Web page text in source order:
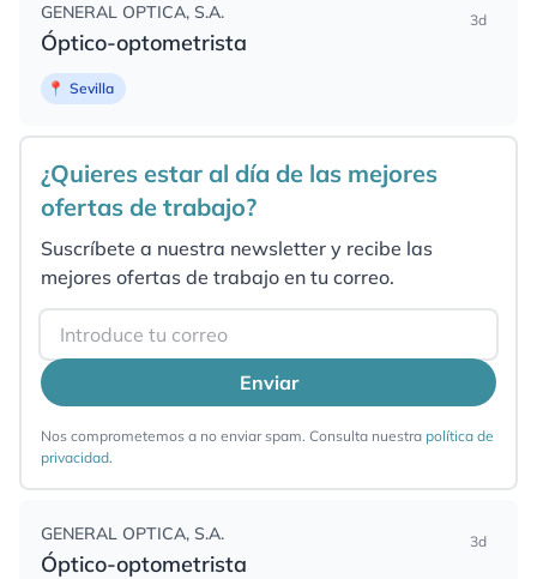
GENERAL OPTICA, S.A.
Óptico-optometrista
3d
📍 Sevilla
¿Quieres estar al día de las mejores
ofertas de trabajo?
Suscríbete a nuestra newsletter y recibe las
mejores ofertas de trabajo en tu correo.
Email
Enviar
Nos comprometemos a no enviar spam. Consulta nuestra política de
privacidad.
GENERAL OPTICA, S.A.
Óptico-optometrista
3d